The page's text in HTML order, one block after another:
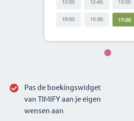
Pas de boekingswidget
van TIMIFY aan je eigen
wensen aan